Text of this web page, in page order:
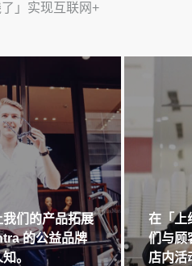
」实现互联网+
们的产品拓展
的公益品牌
。
在「上
们与顾
店内活